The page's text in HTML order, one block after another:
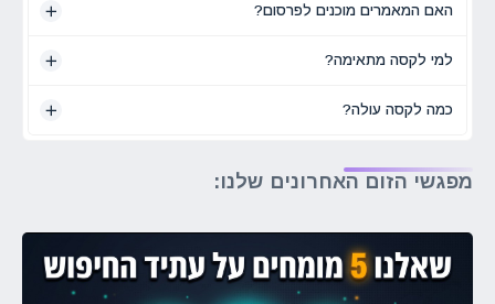
האם המאמרים מוכנים לפרסום?
למי לקסה מתאימה?
כמה לקסה עולה?
מפגשי הזום האחרונים שלנו: